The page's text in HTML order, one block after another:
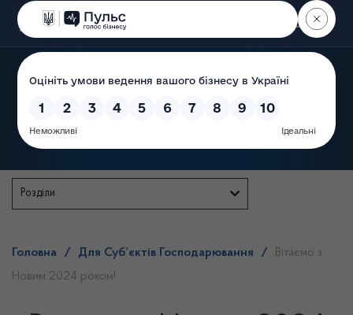
Пошук
Розділи
Головна / Для Суб’єктів Господарювання /
Вітаємо з
Новим 2024 роком!